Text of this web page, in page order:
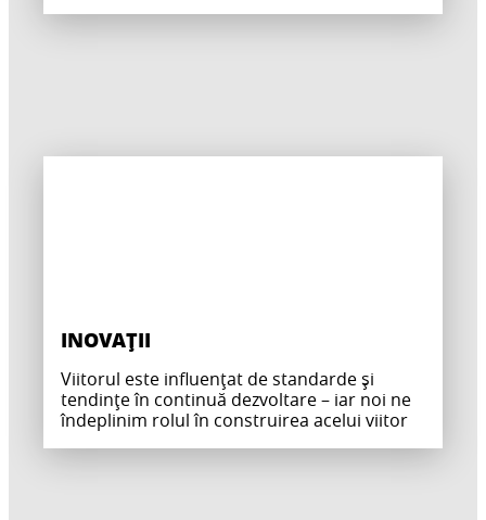
INOVAȚII
Viitorul este influențat de standarde și
tendințe în continuă dezvoltare – iar noi ne
îndeplinim rolul în construirea acelui viitor